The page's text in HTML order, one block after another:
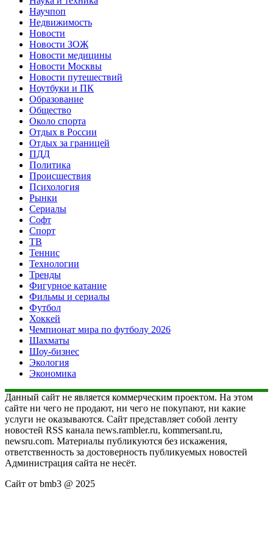
Научпоп
Недвижимость
Новости
Новости ЗОЖ
Новости медицины
Новости Москвы
Новости путешествий
Ноутбуки и ПК
Образование
Общество
Около спорта
Отдых в России
Отдых за границей
ПДД
Политика
Происшествия
Психология
Рынки
Сериалы
Софт
Спорт
ТВ
Теннис
Технологии
Тренды
Фигурное катание
Фильмы и сериалы
Футбол
Хоккей
Чемпионат мира по футболу 2026
Шахматы
Шоу-бизнес
Экология
Экономика
Данный сайт не является коммерческим проектом. На этом
сайте ни чего не продают, ни чего не покупают, ни какие
услуги не оказываются. Сайт представляет собой ленту
новостей RSS канала news.rambler.ru, kommersant.ru,
newsru.com. Материалы публикуются без искажения,
ответственность за достоверность публикуемых новостей
Администрация сайта не несёт.
Сайт от bmb3 @ 2025